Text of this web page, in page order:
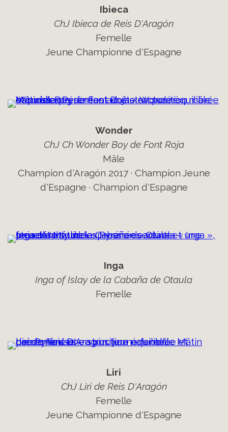
Ibieca
ChJ Ibieca de Reis D'Aragón
Femelle
Jeune Championne d'Espagne
Wonder
ChJ Ch Wonder Boy de Font Roja
Mâle
Champion d'Aragón 2017 · Champion Jeune
d'Espagne · Champion d'Espagne
Inga
Inga of Islay de la Cabaña de Otaula
Femelle
Liri
ChJ Liri de Reis D'Aragón
Femelle
Jeune Championne d'Espagne